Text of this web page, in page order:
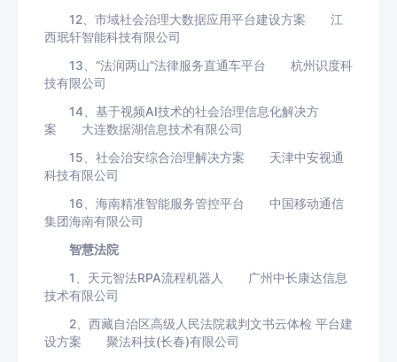
12、市域社会治理大数据应用平台建设方案 江
西珉轩智能科技有限公司
13、“法润两山”法律服务直通车平台 杭州识度科
技有限公司
14、基于视频AI技术的社会治理信息化解决方
案 大连数据湖信息技术有限公司
15、社会治安综合治理解决方案 天津中安视通
科技有限公司
16、海南精准智能服务管控平台 中国移动通信
集团海南有限公司
智慧法院
1、天元智法RPA流程机器人 广州中长康达信息
技术有限公司
2、西藏自治区高级人民法院裁判文书云体检 平台建
设方案 聚法科技(长春)有限公司